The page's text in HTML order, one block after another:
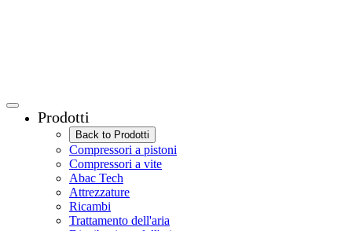
Prodotti
Back to Prodotti
Compressori a pistoni
Compressori a vite
Abac Tech
Attrezzature
Ricambi
Trattamento dell'aria